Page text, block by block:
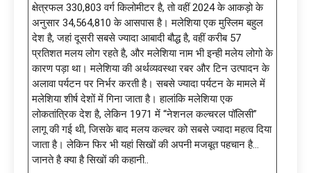
क्षेत्रफल 330,803 वर्ग किलोमीटर है, तो वहीं 2024 के आकड़ो के
अनुसार 34,564,810 के आसपास है। मलेशिया एक मुस्लिम बहुल
देश है, जहां दूसरी सबसे ज्यादा आबादी बौद्ध है, वहीं करीब 57
प्रतिशत मलय लोग रहते है, और मलेशिया नाम भी इन्ही मलेय लोगो के
कारण पड़ा था। मलेशिया की अर्थव्यवस्था रबर और टिन उत्पादन के
अलावा पर्यटन पर निर्भर करती है। सबसे ज्यादा पर्यटन के मामले में
मलेशिया शीर्ष देशों में गिना जाता है। हालांकि मलेशिया एक
लोकतांत्रिक देश है, लेकिन 1971 में “नेशनल कल्चरल पॉलिसी”
लागू की गई थी, जिसके बाद मलय कल्चर को सबसे ज्यादा महत्व दिया
जाता है। लेकिन फिर भी यहां सिखों की अपनी मजबूत पहचान है…
जानते है क्या है सिखों की कहानी..